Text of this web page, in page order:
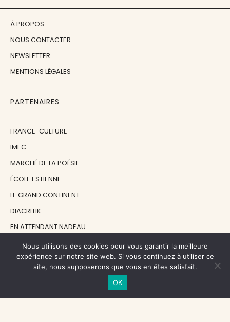
À PROPOS
NOUS CONTACTER
NEWSLETTER
MENTIONS LÉGALES
PARTENAIRES
FRANCE-CULTURE
IMEC
MARCHÉ DE LA POÉSIE
ÉCOLE ESTIENNE
LE GRAND CONTINENT
DIACRITIK
EN ATTENDANT NADEAU
NOS SOUTIENS
Nous utilisons des cookies pour vous garantir la meilleure
expérience sur notre site web. Si vous continuez à utiliser ce
site, nous supposerons que vous en êtes satisfait.
OK